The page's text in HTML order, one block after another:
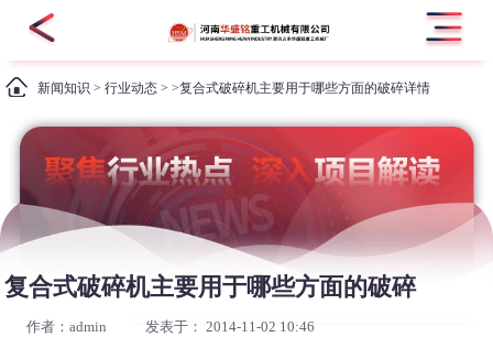
新闻知识 >行业动态 > >复合式破碎机主要用于哪些方面的破碎详情
复合式破碎机主要用于哪些方面的破碎
作者：admin 发表于： 2014-11-02 10:46